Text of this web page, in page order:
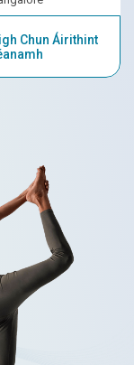
Chun Áirithint